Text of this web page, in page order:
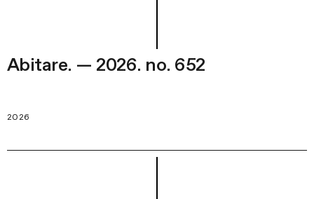
Abitare. — 2026. no. 652
2026